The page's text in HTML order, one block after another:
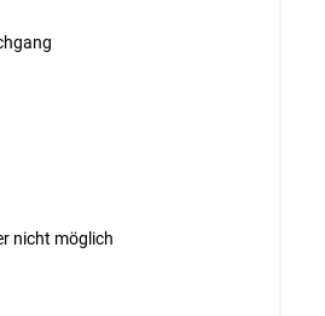
nicht möglich